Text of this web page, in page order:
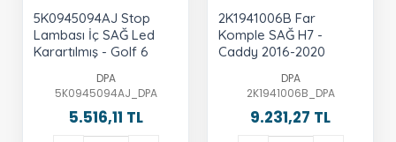
5K0945094AJ Stop
Lambası İç SAĞ Led
Karartılmış - Golf 6
DPA
5K0945094AJ_DPA
5.516,11 TL
2K1941006B Far
Komple SAĞ H7 -
Caddy 2016-2020
DPA
2K1941006B_DPA
9.231,27 TL